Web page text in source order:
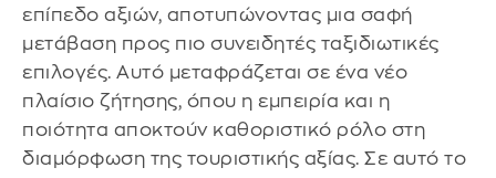
επίπεδο αξιών, αποτυπώνοντας μια σαφή
μετάβαση προς πιο συνειδητές ταξιδιωτικές
επιλογές. Αυτό μεταφράζεται σε ένα νέο
πλαίσιο ζήτησης, όπου η εμπειρία και η
ποιότητα αποκτούν καθοριστικό ρόλο στη
διαμόρφωση της τουριστικής αξίας. Σε αυτό το